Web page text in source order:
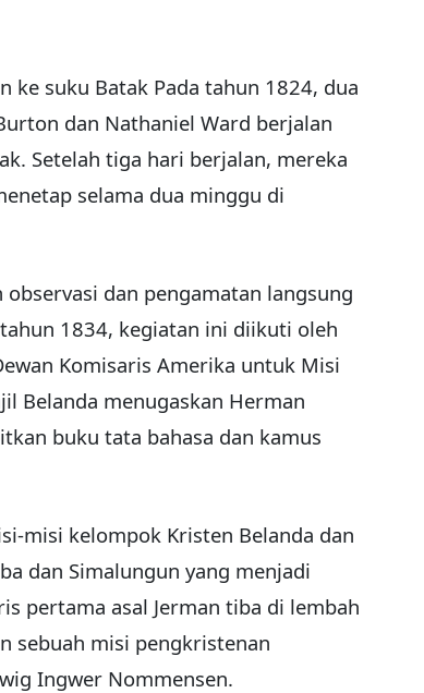
ke suku Batak Pada tahun 1824, dua
dan Nathaniel Ward berjalan
Setelah tiga hari berjalan, mereka
selama dua minggu di
dan pengamatan langsung
1834, kegiatan ini diikuti oleh
Komisaris Amerika untuk Misi
Belanda menugaskan Herman
buku tata bahasa dan kamus
misi kelompok Kristen Belanda dan
dan Simalungun yang menjadi
pertama asal Jerman tiba di lembah
sebuah misi pengkristenan
Ingwer Nommensen.